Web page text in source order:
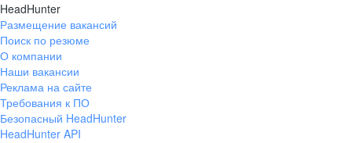
HeadHunter
Размещение вакансий
Поиск по резюме
О компании
Наши вакансии
Реклама на сайте
Требования к ПО
Безопасный HeadHunter
HeadHunter API